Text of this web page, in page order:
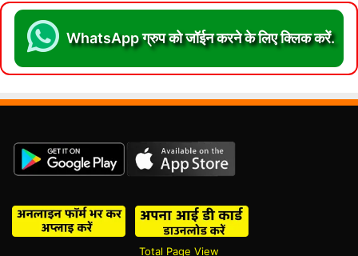
WhatsApp ग्रुप को जॉईन करने के लिए क्लिक करें.
Total Page View